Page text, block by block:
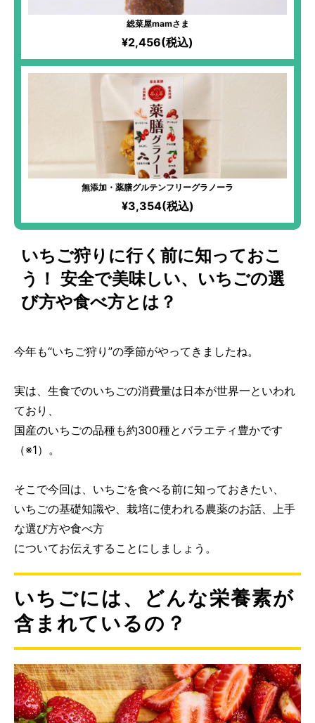
総菜屋mamさま
¥2,456(税込)
無添加・薬膳グルテンフリーグラノーラ
¥3,354(税込)
いちご狩りに行く前に知っておこ
う！ 安全で美味しい、いちごの選
び方や食べ方とは？
今年も“いちご狩り”の季節がやってきましたね。
実は、生食でのいちごの消費量は日本が世界一といわれ
ており、
国産のいちごの品種も約300種とバラエティ豊かです
（※1）。
そこで今回は、いちごを食べる前に知っておきたい、
いちごの基礎知識や、栽培に使われる農薬のお話、上手
な選び方や食べ方
についてお伝えすることにしましょう。
いちごには、どんな栄養素が
含まれているの？